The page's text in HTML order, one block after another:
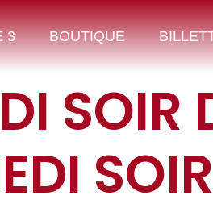
3 BOUTIQUE
SOIR